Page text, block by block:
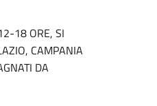
18 ORE, SI
CAMPANIA
DA